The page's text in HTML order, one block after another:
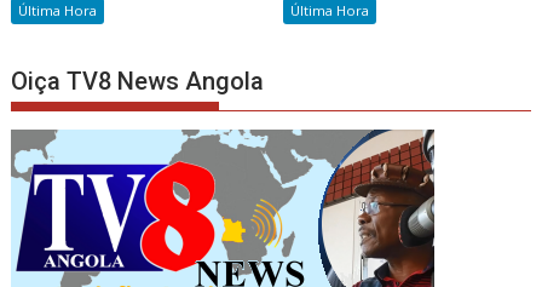
Última Hora Última Hora
Oiça TV8 News Angola